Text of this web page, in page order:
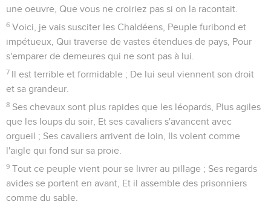
une oeuvre, Que vous ne croiriez pas si on la racontait.
6 Voici, je vais susciter les Chaldéens, Peuple furibond et
impétueux, Qui traverse de vastes étendues de pays, Pour
s'emparer de demeures qui ne sont pas à lui.
7 Il est terrible et formidable ; De lui seul viennent son droit
et sa grandeur.
8 Ses chevaux sont plus rapides que les léopards, Plus agiles
que les loups du soir, Et ses cavaliers s'avancent avec
orgueil ; Ses cavaliers arrivent de loin, Ils volent comme
l'aigle qui fond sur sa proie.
9 Tout ce peuple vient pour se livrer au pillage ; Ses regards
avides se portent en avant, Et il assemble des prisonniers
comme du sable.